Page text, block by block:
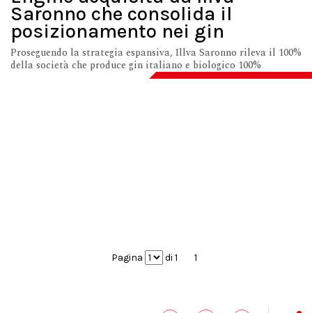
Saronno che consolida il
posizionamento nei gin
Proseguendo la strategia espansiva, Illva Saronno rileva il 100%
della società che produce gin italiano e biologico 100%
Pagina di 1 1